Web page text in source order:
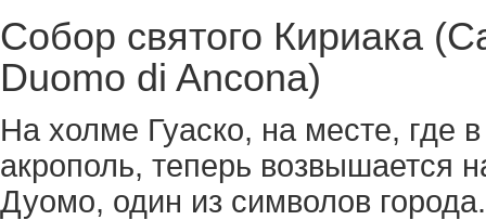
Собор святого Кириака
Duomo di Ancona)
На холме Гуаско, на месте, где
акрополь, теперь возвышается
Дуомо, один из символов